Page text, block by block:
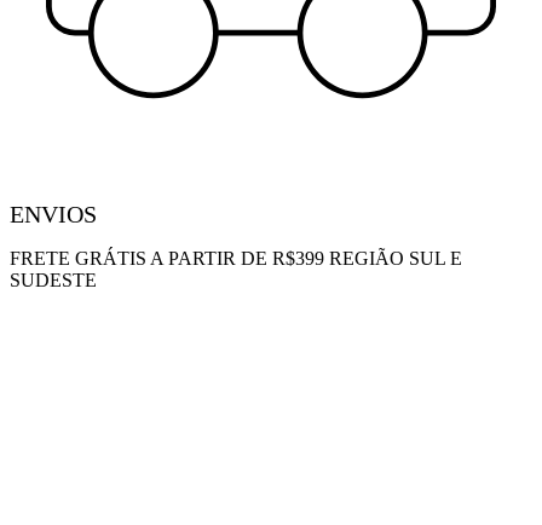
ENVIOS
FRETE GRÁTIS A PARTIR DE R$399 REGIÃO SUL E
SUDESTE